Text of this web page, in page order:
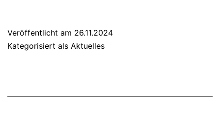
Veröffentlicht am 26.11.2024
Kategorisiert als Aktuelles